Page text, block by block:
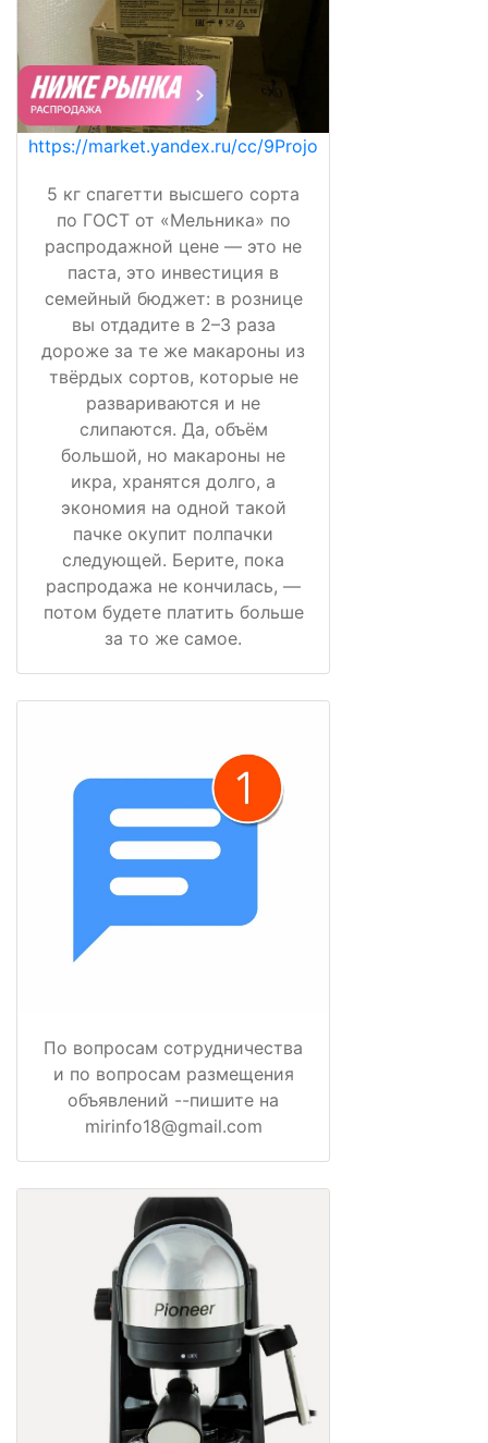
https://market.yandex.ru/cc/9Projo
5 кг спагетти высшего сорта
по ГОСТ от «Мельника» по
распродажной цене — это не
паста, это инвестиция в
семейный бюджет: в рознице
вы отдадите в 2–3 раза
дороже за те же макароны из
твёрдых сортов, которые не
развариваются и не
слипаются. Да, объём
большой, но макароны не
икра, хранятся долго, а
экономия на одной такой
пачке окупит полпачки
следующей. Берите, пока
распродажа не кончилась, —
потом будете платить больше
за то же самое.
По вопросам сотрудничества
и по вопросам размещения
объявлений --пишите на
mirinfo18@gmail.com